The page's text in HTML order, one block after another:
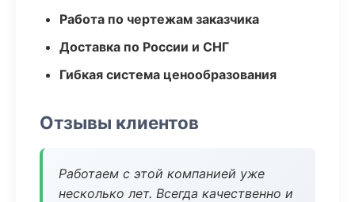
Работа по чертежам заказчика
Доставка по России и СНГ
Гибкая система ценообразования
Отзывы клиентов
Работаем с этой компанией уже
несколько лет. Всегда качественно и